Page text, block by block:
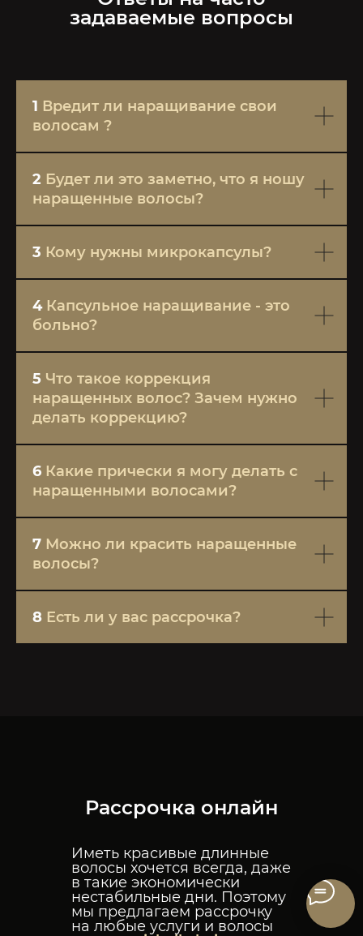
задаваемые вопросы
1 Вредит ли наращивание свои
волосам ?
2 Будет ли это заметно, что я ношу
наращенные волосы?
3 Кому нужны микрокапсулы?
4 Капсульное наращивание - это
больно?
5 Что такое коррекция
наращенных волос? Зачем нужно
делать коррекцию?
6 Какие прически я могу делать с
наращенными волосами?
7 Можно ли красить наращенные
волосы?
8 Есть ли у вас рассрочка?
Рассрочка онлайн
Иметь красивые длинные
волосы хочется всегда, даже
в такие экономически
нестабильные дни. Поэтому
мы предлагаем рассрочку
на любые услуги и волосы